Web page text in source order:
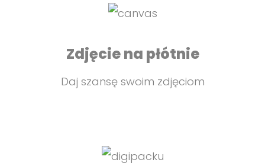
Zdjęcie na płótnie
Daj szansę swoim zdjęciom